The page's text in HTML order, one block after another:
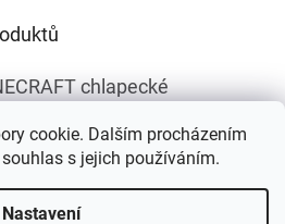
cookie. Dalším procházením
s jejich používáním.
Nastavení
chlapecké